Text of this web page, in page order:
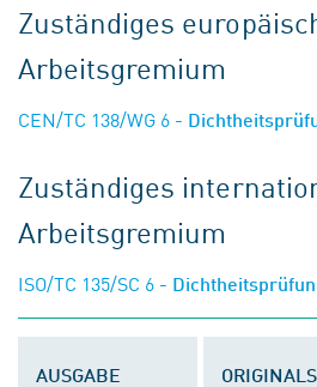
Zuständiges
Arbeitsgremium
CEN/TC 138/WG 6 -
Zuständiges
Arbeitsgremium
ISO/TC 135/SC 6 -
AUSGABE